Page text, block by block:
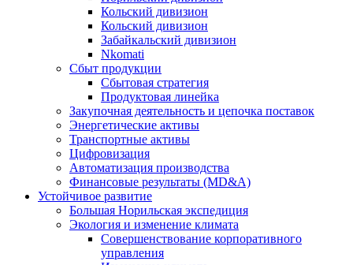
Кольский дивизион
Кольский дивизион
Забайкальский дивизион
Nkomati
Сбыт продукции
Сбытовая стратегия
Продуктовая линейка
Закупочная деятельность и цепочка поставок
Энергетические активы
Транспортные активы
Цифровизация
Автоматизация производства
Финансовые результаты (MD&A)
Устойчивое развитие
Большая Норильская экспедиция
Экология и изменение климата
Совершенствование корпоративного
управления